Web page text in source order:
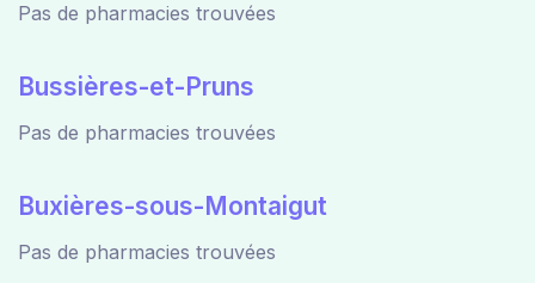
Pas de pharmacies trouvées
Bussières-et-Pruns
Pas de pharmacies trouvées
Buxières-sous-Montaigut
Pas de pharmacies trouvées